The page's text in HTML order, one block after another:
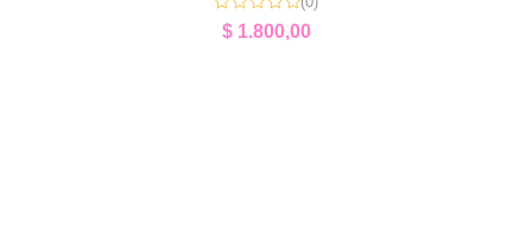
$1.800,00